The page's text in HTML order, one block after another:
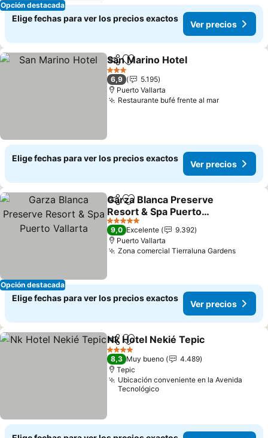
Opción destacada
Elige fechas para ver los precios exactos
Ver precios
CompartirAgregar a favoritos
San Marino Hotel
3 Estrellas
6,9
5.195
Puerto Vallarta
Restaurante bufé frente al marVer
Elige fechas para ver los precios exactos
Ver precios
Opción destacada
CompartirAgregar a favoritos
Garza Blanca Preserve
Resort & Spa Puerto
Vallarta
Ver precios
5 Estrellas
9,0 Excelente
9.392
Puerto Vallarta
Zona comercial Tierraluna GardensVer
Elige fechas para ver los precios exactos
Ver precios
CompartirAgregar a favoritos
Nk Hotel Nekié Tepic
4 Estrellas
8,3 Muy bueno
4.489
Tepic
Ubicación conveniente en la Avenida
Tecnológico